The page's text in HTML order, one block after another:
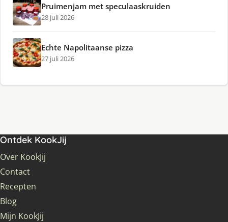
Pruimenjam met speculaaskruiden
28 juli 2026
Echte Napolitaanse pizza
27 juli 2026
Ontdek KookJij
Over KookJij
Contact
Recepten
Blog
Mijn KookJij